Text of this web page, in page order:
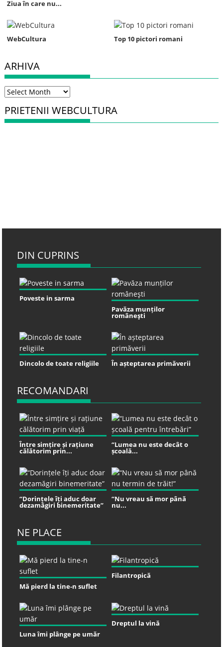
Ziua în care nu...
WebCultura Top 10 pictori romani
ARHIVA
Arhiva
PRIETENII WEBCULTURA
DIN CUPRINS
Poveste in sarma
Pavăza munților
româneşti
Dincolo de toate religiile În așteptarea primăverii
RECOMANDARI
Între simțire și rațiune
călătorim prin...
“Lumea nu este decât o
școală...
“Dorințele îți aduc doar
dezamăgiri binemeritate”
“Nu vreau să mor până
nu...
NE PLACE
Mă pierd la tine-n suflet
Filantropică
Luna îmi plânge pe umăr
Dreptul la vină